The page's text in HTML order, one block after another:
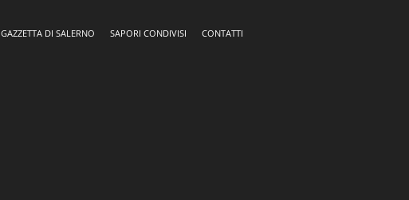
GAZZETTA DI SALERNO SAPORI CONDIVISI
CONTATTI